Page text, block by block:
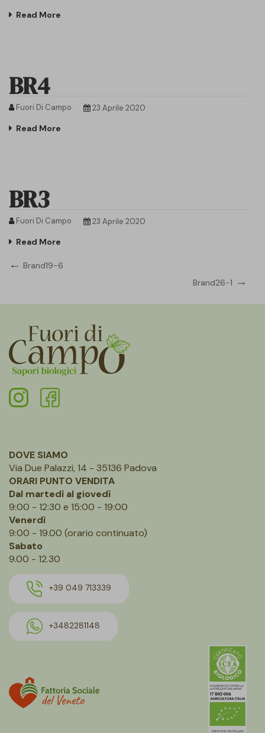
Read More
BR4
Fuori Di Campo 23 Aprile 2020
Read More
BR3
Fuori Di Campo 23 Aprile 2020
Read More
Navigazione
articoli
Previous
Brand19-6
Brand26-1
DOVE SIAMO
Via Due Palazzi, 14 - 35136 Padova
ORARI PUNTO VENDITA
Dal martedì al giovedì
9:00 - 12:30 e 15:00 - 19:00
Venerdì
9:00 - 19.00 (orario continuato)
Sabato
9.00 - 12.30
+39 049 713339
+3482281148